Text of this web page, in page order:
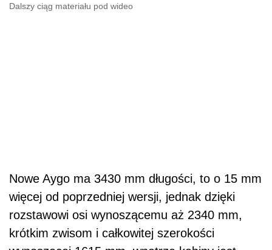
Dalszy ciąg materiału pod wideo
Nowe Aygo ma 3430 mm długości, to o 15 mm
więcej od poprzedniej wersji, jednak dzięki
rozstawowi osi wynoszącemu aż 2340 mm,
krótkim zwisom i całkowitej szerokości